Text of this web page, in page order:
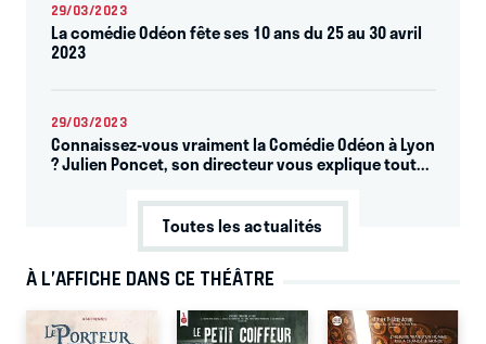
29/03/2023
La comédie Odéon fête ses 10 ans du 25 au 30 avril
2023
29/03/2023
Connaissez-vous vraiment la Comédie Odéon à Lyon
? Julien Poncet, son directeur vous explique tout...
Toutes les actualités
À L’AFFICHE DANS CE THÉÂTRE